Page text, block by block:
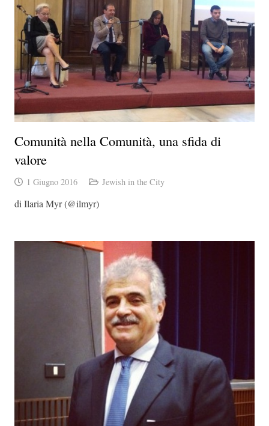
Comunità nella Comunità, una sfida di
valore
1 Giugno 2016 Jewish in the City
di Ilaria Myr (@ilmyr)